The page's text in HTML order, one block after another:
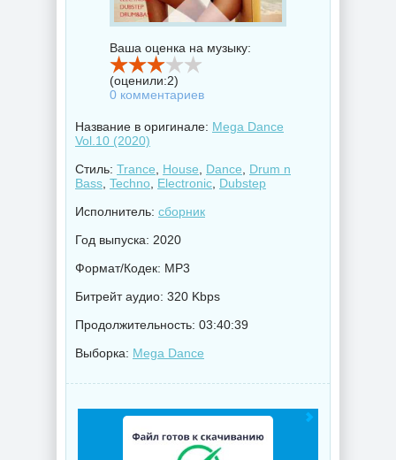
Ваша оценка на музыку:
(оценили:2)
0 комментариев
Название в оригинале: Mega Dance
Vol.10 (2020)
Стиль: Trance House Dance
Drum n
Bass Techno Electronic Dubstep
Исполнитель: сборник
Год выпуска: 2020
Формат/Кодек: MP3
Битрейт аудио: 320 Kbps
Продолжительность: 03:40:39
Выборка: Mega Dance